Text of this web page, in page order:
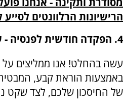
הרישיונות הרלוונטים לסייע
4. הפקדה חודשית לפנסיה - עשה או אל תעשה?
עשה בהחלט! אנו ממליצים על
באמצעות הוראת קבע,
של החיסכון שלכם, לצד שקט